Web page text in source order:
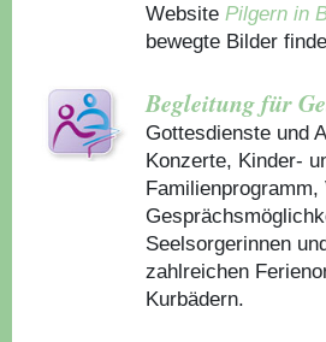
WebsitePilgern in
bewegte Bilder
Begleitung für
Gottesdienste und
Konzerte, Kinder-
Seelsorgerinnen
zahlreichen
Kurbädern.